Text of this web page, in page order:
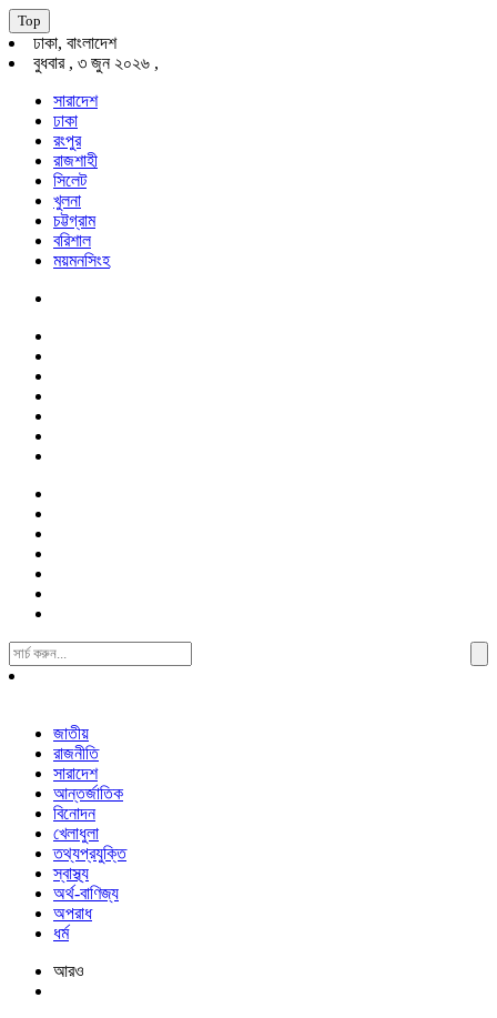
Top
ঢাকা, বাংলাদেশ
বুধবার , ৩ জুন ২০২৬ ,
সারাদেশ
ঢাকা
রংপুর
রাজশাহী
সিলেট
খুলনা
চট্টগ্রাম
বরিশাল
ময়মনসিংহ
Search
For:
জাতীয়
রাজনীতি
সারাদেশ
আন্তর্জাতিক
বিনোদন
খেলাধুলা
তথ্যপ্রযুক্তি
স্বাস্থ্য
অর্থ-বাণিজ্য
অপরাধ
ধর্ম
আরও